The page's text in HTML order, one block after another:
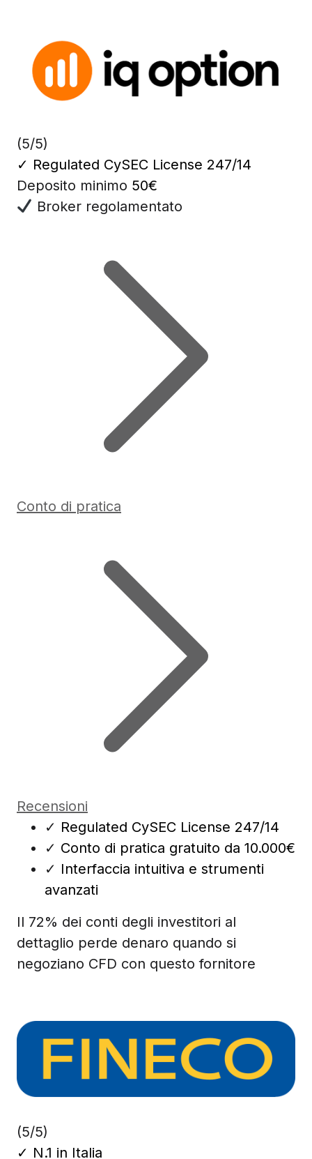
(5/5)
✓ Regulated CySEC License 247/14
Deposito minimo 50€
Broker regolamentato
Conto di pratica
Recensioni
✓ Regulated CySEC License 247/14
✓ Conto di pratica gratuito da 10.000€
✓ Interfaccia intuitiva e strumenti
avanzati
Il 72% dei conti degli investitori al
dettaglio perde denaro quando si
negoziano CFD con questo fornitore
(5/5)
✓ N.1 in Italia